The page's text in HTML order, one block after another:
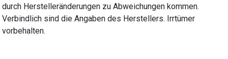
durch Herstelleränderungen zu Abweichungen kommen.
Verbindlich sind die Angaben des Herstellers. Irrtümer
vorbehalten.